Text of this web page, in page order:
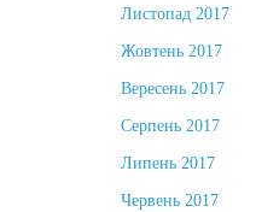
Листопад 2017
Жовтень 2017
Вересень 2017
Серпень 2017
Липень 2017
Червень 2017